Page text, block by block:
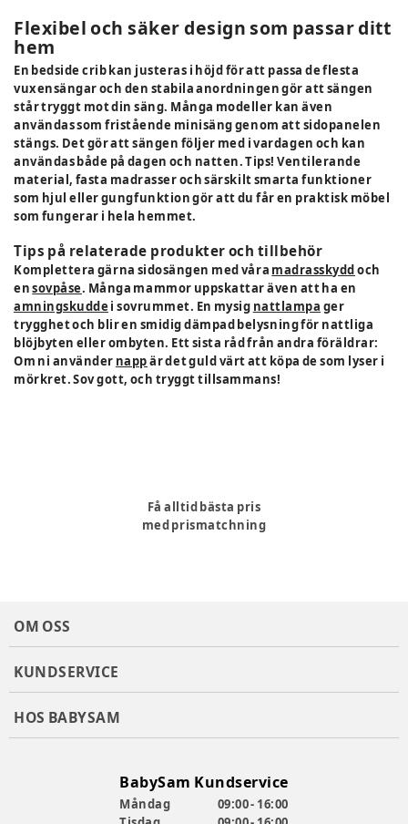
Flexibel och säker design som passar ditt
hem
En bedside crib kan justeras i höjd för att passa de flesta
vuxensängar och den stabila anordningen gör att sängen
står tryggt mot din säng. Många modeller kan även
användas som fristående minisäng genom att sidopanelen
stängs. Det gör att sängen följer med i vardagen och kan
användas både på dagen och natten. Tips! Ventilerande
material, fasta madrasser och särskilt smarta funktioner
som hjul eller gungfunktion gör att du får en praktisk möbel
som fungerar i hela hemmet.
Tips på relaterade produkter och tillbehör
Komplettera gärna sidosängen med våra madrasskydd och
ensovpåse. Många mammor uppskattar även att ha en
amningskudde i sovrummet. En mysig nattlampa ger
trygghet och blir en smidig dämpad belysning för nattliga
blöjbyten eller ombyten. Ett sista råd från andra föräldrar:
Om ni använder nappär det guld värt att köpa de som lyser i
mörkret. Sov gott, och tryggt tillsammans!
Få alltid bästa pris
med prismatchning
OM OSS
KUNDSERVICE
HOS BABYSAM
BabySam Kundservice
Måndag
09:00 - 16:00